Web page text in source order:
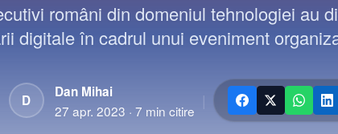
români din domeniul tehnologiei au
digitale în cadrul unui eveniment
D
Dan Mihai
27 apr. 2023 ·7 min citire
|